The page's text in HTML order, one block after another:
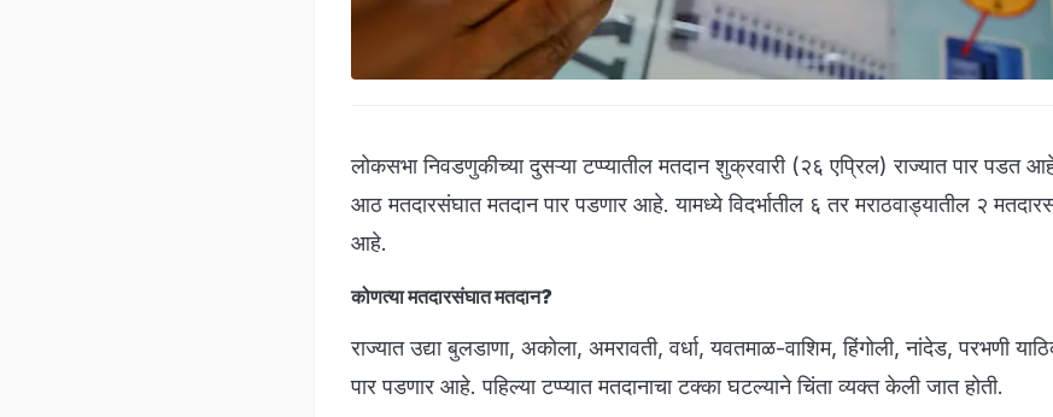
लोकसभा निवडणुकीच्या दुसऱ्या टप्प्यातील मतदान शुक्रवारी (२६ एप्रिल) राज्यात पार पडत
आठ मतदारसंघात मतदान पार पडणार आहे. यामध्ये विदर्भातील ६ तर मराठवाड्यातील २
आहे.
कोणत्या मतदारसंघात मतदान?
राज्यात उद्या बुलडाणा, अकोला, अमरावती, वर्धा, यवतमाळ-वाशिम, हिंगोली, नांदेड, परभणी
पार पडणार आहे. पहिल्या टप्प्यात मतदानाचा टक्का घटल्याने चिंता व्यक्त केली जात होती.